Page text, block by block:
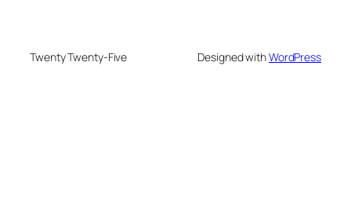
Twenty Twenty-Five Designed withWordPress